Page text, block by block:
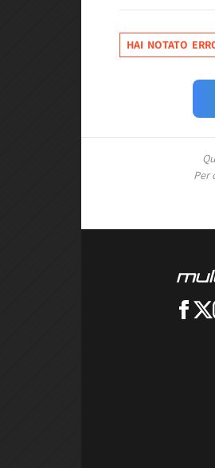
HAI NOTATO
Per